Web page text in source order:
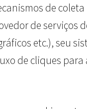
de coleta
de serviços
etc.), seu
de cliques